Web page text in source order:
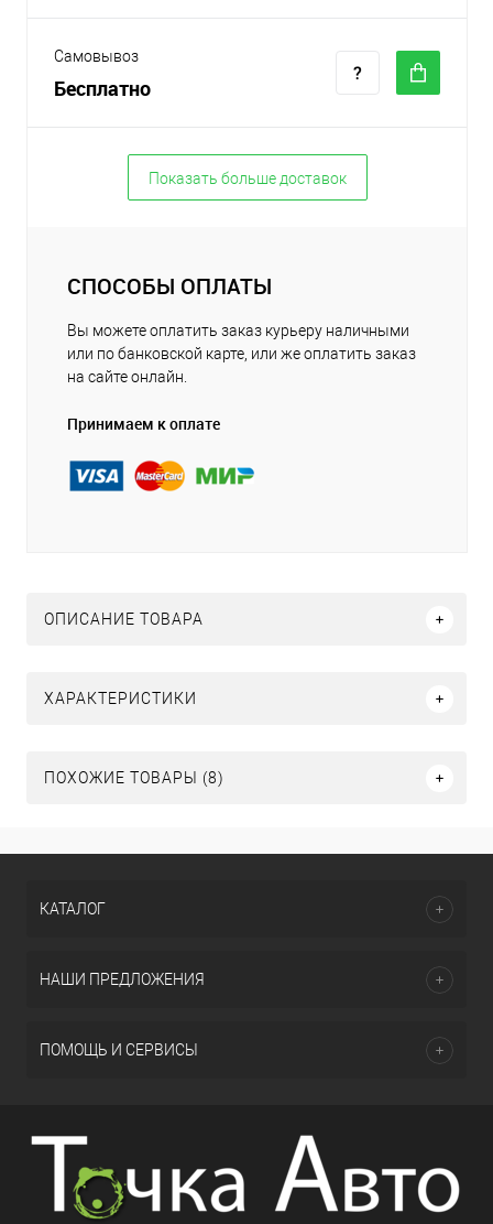
Самовывоз
Бесплатно
Показать больше доставок
СПОСОБЫ ОПЛАТЫ
Вы можете оплатить заказ курьеру наличными
или по банковской карте, или же оплатить заказ
на сайте онлайн.
Принимаем к оплате
ОПИСАНИЕ ТОВАРА
ХАРАКТЕРИСТИКИ
ПОХОЖИЕ ТОВАРЫ (8)
КАТАЛОГ
НАШИ ПРЕДЛОЖЕНИЯ
ПОМОЩЬ И СЕРВИСЫ